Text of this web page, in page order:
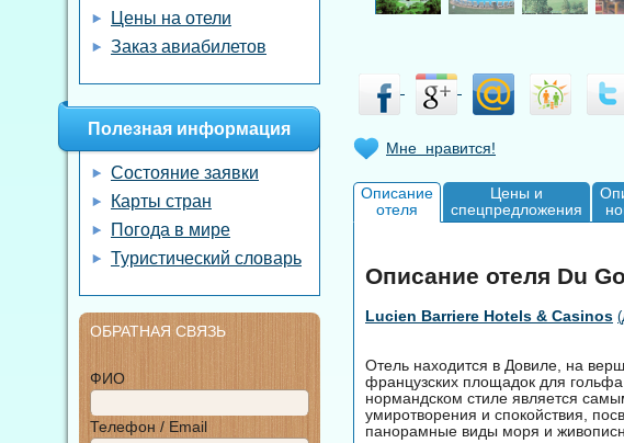
Мне нравится!
Описание
отеля
Цены и
спецпредложения
Описание отеля Du
Lucien Barriere Hotels & Casinos
Отель находится в Довиле, на
французских площадок для
нормандском стиле является
умиротворения и спокойствия,
панорамные виды моря и
Цены на отели
Заказ авиабилетов
Полезная информация
Состояние заявки
Карты стран
Погода в мире
Туристический словарь
ОБРАТНАЯ СВЯЗЬ
ФИО
Телефон / Email